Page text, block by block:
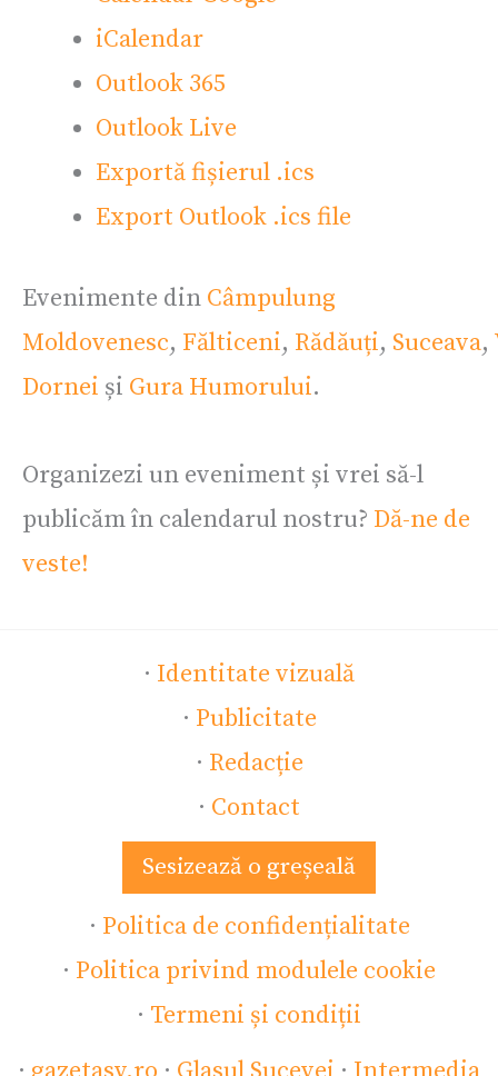
iCalendar
Outlook 365
Outlook Live
Exportă fișierul .ics
Export Outlook .ics file
Evenimente din Câmpulung
Moldovenesc, Fălticeni, Rădăuți, Suceava,
Dornei și Gura Humorului.
Organizezi un eveniment și vrei să-l
publicăm în calendarul nostru? Dă-ne de
veste!
· Identitate vizuală
· Publicitate
· Redacție
· Contact
Sesizează o greșeală
· Politica de confidențialitate
· Politica privind modulele cookie
· Termeni și condiții